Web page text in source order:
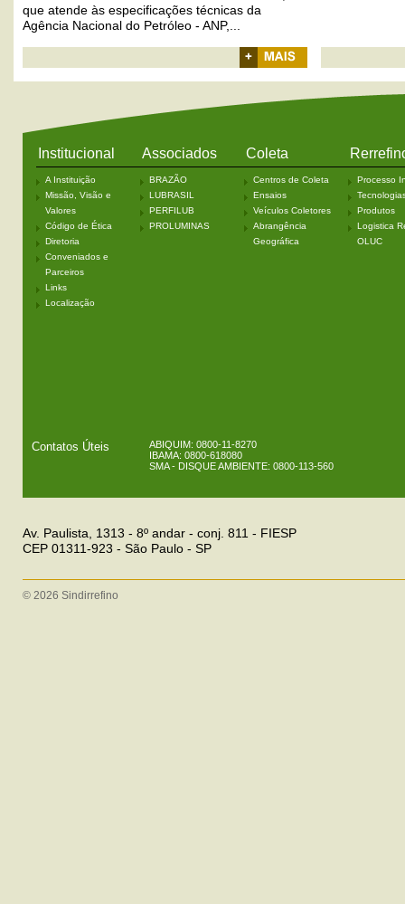
que atende às especificações técnicas da
Agência Nacional do Petróleo - ANP,...
Institucional
A Instituição
Missão, Visão e
Valores
Código de Ética
Diretoria
Conveniados e
Parceiros
Links
Localização
Associados
BRAZÃO
LUBRASIL
PERFILUB
PROLUMINAS
Coleta
Centros de Coleta
Ensaios
Veículos Coletores
Abrangência
Geográfica
Processo
Produtos
Logistica
OLUC
Contatos Úteis
ABIQUIM: 0800-11-8270
IBAMA: 0800-618080
SMA - DISQUE AMBIENTE: 0800-113-560
Av. Paulista, 1313 - 8º andar - conj. 811 - FIESP
CEP 01311-923 - São Paulo - SP
© 2026 Sindirrefino